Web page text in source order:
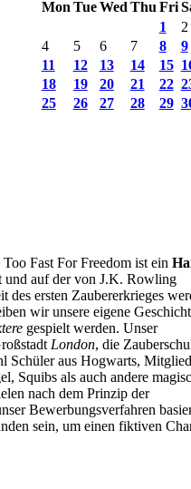
Mon TueWed Thu Fri
1
2
4
5 6 7 8 9
11
12 13 14 15
18
19 20 21 22
25
26 27 28 29
Too Fast For Freedom ist ein
und auf der von J.K. Rowling
des ersten Zaubererkrieges
wir unsere eigene
gespielt werden. Unser
London, die
Schüler aus Hogwarts,
Squibs als auch andere
nach dem Prinzip der
Bewerbungsverfahren
sein, um einen fiktiven